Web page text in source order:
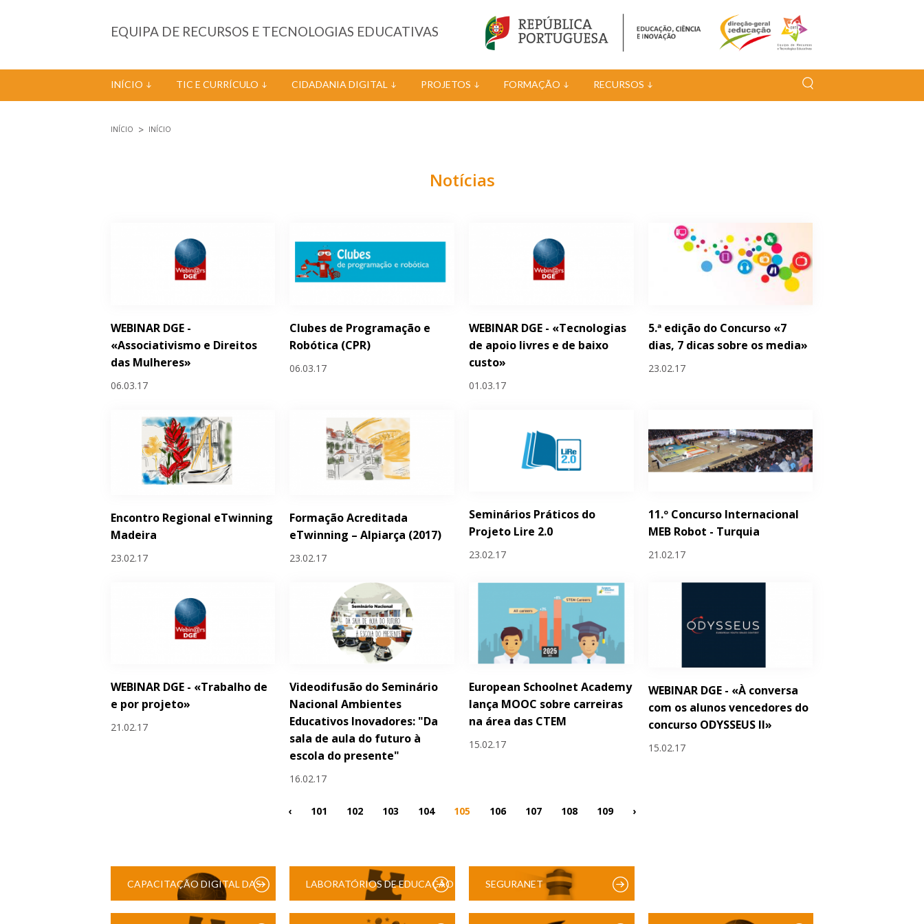
EQUIPA DE RECURSOS E TECNOLOGIAS EDUCATIVAS
INÍCIO TIC E CURRÍCULO CIDADANIA DIGITAL PROJETOS FORMAÇÃO RECURSOS
INÍCIO INÍCIO
Notícias
WEBINAR DGE -
«Associativismo e Direitos
das Mulheres»
06.03.17
Clubes de Programação e
Robótica (CPR)
06.03.17
WEBINAR DGE - «Tecnologias
de apoio livres e de baixo
custo»
01.03.17
5.ª edição do Concurso «7
dias, 7 dicas sobre os media»
23.02.17
Encontro Regional eTwinning
Madeira
23.02.17
Formação Acreditada
eTwinning – Alpiarça (2017)
23.02.17
Seminários Práticos do
Projeto Lire 2.0
23.02.17
11.º Concurso Internacional
MEB Robot - Turquia
21.02.17
WEBINAR DGE - «Trabalho de
e por projeto»
21.02.17
Videodifusão do Seminário
Nacional Ambientes
Educativos Inovadores: "Da
sala de aula do futuro à
escola do presente"
16.02.17
European Schoolnet Academy
lança MOOC sobre carreiras
na área das CTEM
15.02.17
WEBINAR DGE - «À conversa
com os alunos vencedores do
concurso ODYSSEUS II»
15.02.17
Páginas
‹ 101 102 103 104 105 106 107 108 109 ›
CAPACITAÇÃO DIGITAL DAS LABORATÓRIOS DE EDUCAÇÃO SEGURANET